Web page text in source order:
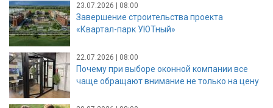
23.07.2026 | 08:00
Завершение строительства проекта
«Квартал-парк УЮТный»
22.07.2026 | 08:00
Почему при выборе оконной компании все
чаще обращают внимание не только на цену